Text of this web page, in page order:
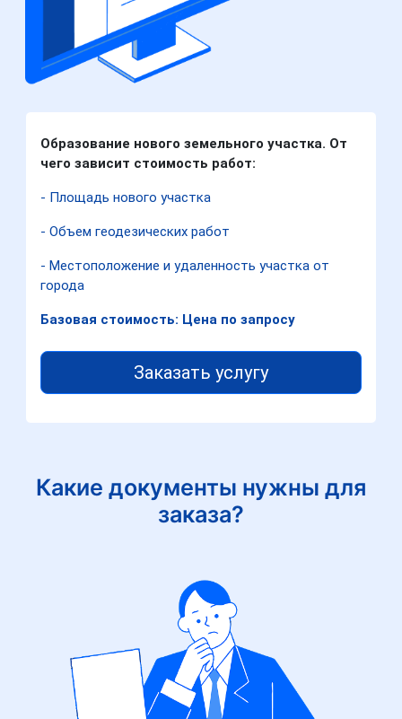
Образование нового земельного участка. От
чего зависит стоимость работ:
- Площадь нового участка
- Объем геодезических работ
- Местоположение и удаленность участка от
города
Базовая стоимость: Цена по запросу
Заказать услугу
Какие документы нужны для
заказа?